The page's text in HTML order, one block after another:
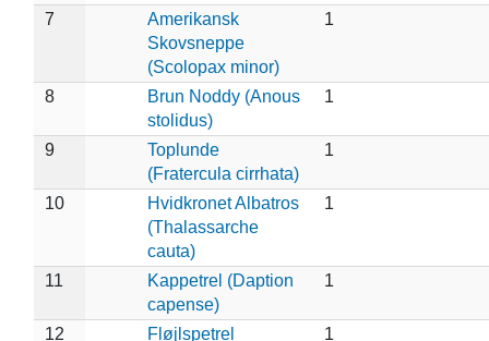
7
Amerikansk
Skovsneppe
(Scolopax minor)
1
8
Brun Noddy (Anous
stolidus)
1
9
Toplunde
(Fratercula cirrhata)
1
10
Hvidkronet Albatros
(Thalassarche
cauta)
1
11
Kappetrel (Daption
capense)
1
12
Fløjlspetrel
1